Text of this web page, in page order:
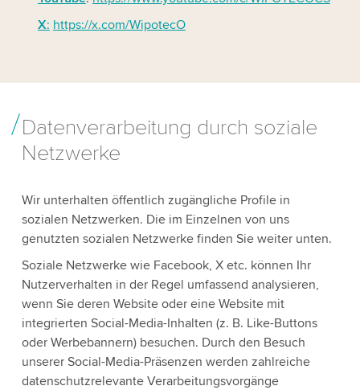
X: https://x.com/WipotecO
Datenverarbeitung durch soziale
Netzwerke
Wir unterhalten öffentlich zugängliche Profile in
sozialen Netzwerken. Die im Einzelnen von uns
genutzten sozialen Netzwerke finden Sie weiter unten.
Soziale Netzwerke wie Facebook, X etc. können Ihr
Nutzerverhalten in der Regel umfassend analysieren,
wenn Sie deren Website oder eine Website mit
integrierten Social-Media-Inhalten (z. B. Like-Buttons
oder Werbebannern) besuchen. Durch den Besuch
unserer Social-Media-Präsenzen werden zahlreiche
datenschutzrelevante Verarbeitungsvorgänge